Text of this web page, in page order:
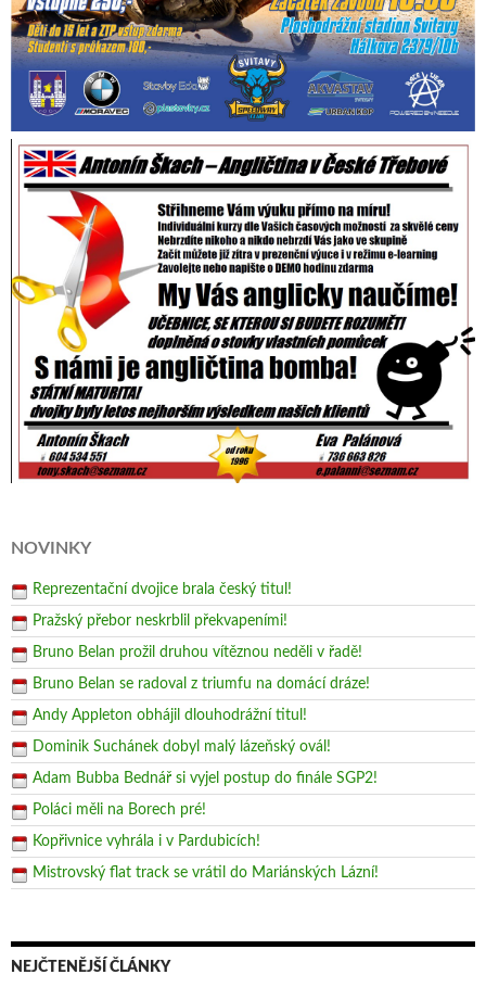
NOVINKY
Reprezentační dvojice brala český titul!
Pražský přebor neskrblil překvapeními!
Bruno Belan prožil druhou vítěznou neděli v řadě!
Bruno Belan se radoval z triumfu na domácí dráze!
Andy Appleton obhájil dlouhodrážní titul!
Dominik Suchánek dobyl malý lázeňský ovál!
Adam Bubba Bednář si vyjel postup do finále SGP2!
Poláci měli na Borech pré!
Kopřivnice vyhrála i v Pardubicích!
Mistrovský flat track se vrátil do Mariánských Lázní!
NEJČTENĚJŠÍ ČLÁNKY